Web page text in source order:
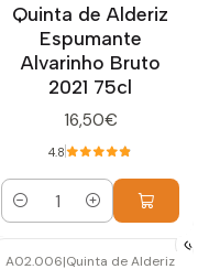
Quinta de Alderiz
Espumante
Alvarinho Bruto
2021 75cl
16,50€
4.8
Quantidade
A02.006|Quinta de Alderiz